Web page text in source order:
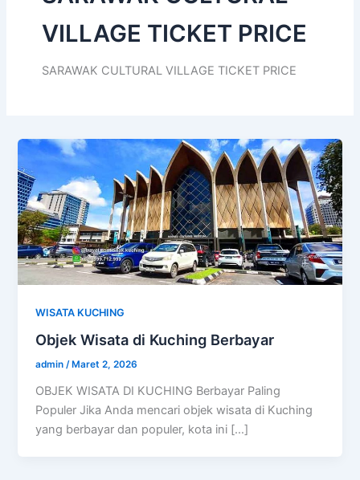
VILLAGE TICKET PRICE
SARAWAK CULTURAL VILLAGE TICKET PRICE
WISATA KUCHING
Objek Wisata di Kuching Berbayar
admin/ Maret 2, 2026
OBJEK WISATA DI KUCHING Berbayar Paling
Populer Jika Anda mencari objek wisata di Kuching
yang berbayar dan populer, kota ini […]